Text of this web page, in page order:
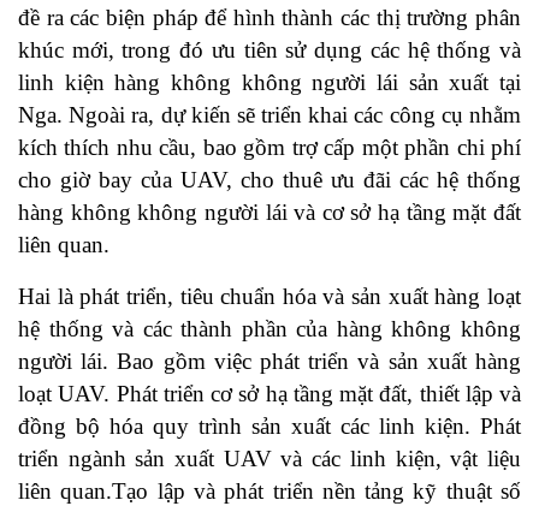
đề ra các biện pháp để hình thành các thị trường phân
khúc mới, trong đó ưu tiên sử dụng các hệ thống và
linh kiện hàng không không người lái sản xuất tại
Nga. Ngoài ra, dự kiến sẽ triển khai các công cụ nhằm
kích thích nhu cầu, bao gồm trợ cấp một phần chi phí
cho giờ bay của UAV, cho thuê ưu đãi các hệ thống
hàng không không người lái và cơ sở hạ tầng mặt đất
liên quan.
Hai là phát triển, tiêu chuẩn hóa và sản xuất hàng loạt
hệ thống và các thành phần của hàng không không
người lái. Bao gồm việc phát triển và sản xuất hàng
loạt UAV. Phát triển cơ sở hạ tầng mặt đất, thiết lập và
đồng bộ hóa quy trình sản xuất các linh kiện. Phát
triển ngành sản xuất UAV và các linh kiện, vật liệu
liên quan.Tạo lập và phát triển nền tảng kỹ thuật số